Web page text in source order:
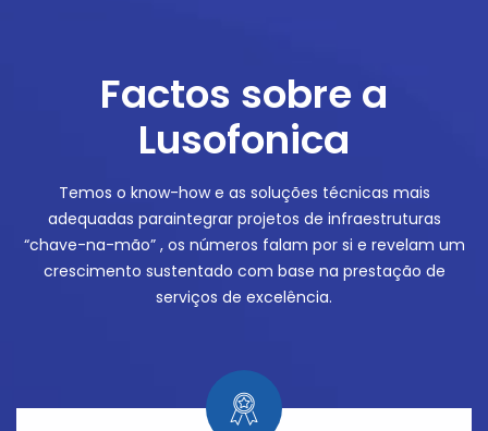
Factos sobre a
Lusofonica
Temos o know-how e as soluções técnicas mais
adequadas paraintegrar projetos de infraestruturas
“chave-na-mão” , os números falam por si e revelam um
crescimento sustentado com base na prestação de
serviços de excelência.